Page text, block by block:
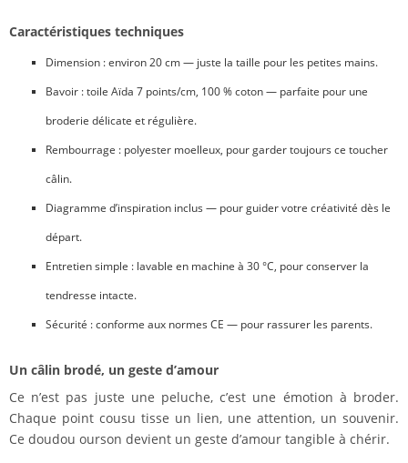
Caractéristiques techniques
Dimension : environ 20 cm — juste la taille pour les petites mains.
Bavoir : toile Aïda 7 points/cm, 100 % coton — parfaite pour une
broderie délicate et régulière.
Rembourrage : polyester moelleux, pour garder toujours ce toucher
câlin.
Diagramme d’inspiration inclus — pour guider votre créativité dès le
départ.
Entretien simple : lavable en machine à 30 °C, pour conserver la
tendresse intacte.
Sécurité : conforme aux normes CE — pour rassurer les parents.
Un câlin brodé, un geste d’amour
Ce n’est pas juste une peluche, c’est une émotion à broder.
Chaque point cousu tisse un lien, une attention, un souvenir.
Ce doudou ourson devient un geste d’amour tangible à chérir.